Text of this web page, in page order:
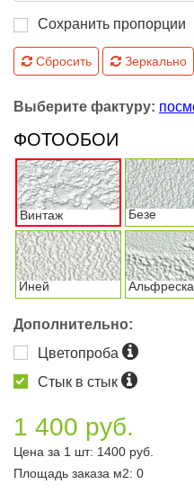
Сохранить пропорции
Сбросить Зеркально
Выберите фактуру:
ФОТООБОИ
Винтаж Безе
Иней Альфреска
Дополнительно:
Цветопроба
Стык в стык
1 400 руб.
Цена за 1 шт: 1400 руб.
Площадь заказа м2: 0